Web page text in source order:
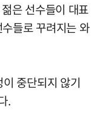
은 선수들이 대표
들로 꾸려지는 와
중단되지 않기
.